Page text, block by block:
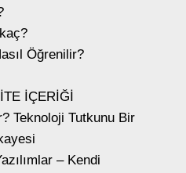
Öğrenilir?
İÇERİĞİ
Teknoloji Tutkunu Bir
– Kendi